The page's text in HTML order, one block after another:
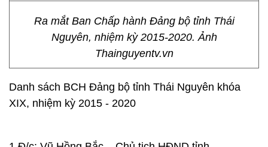
Ra mắt Ban Chấp hành Đảng bộ tỉnh Thái
Nguyên, nhiệm kỳ 2015-2020. Ảnh
Thainguyentv.vn
Danh sách BCH Đảng bộ tỉnh Thái Nguyên khóa
XIX, nhiệm kỳ 2015 - 2020